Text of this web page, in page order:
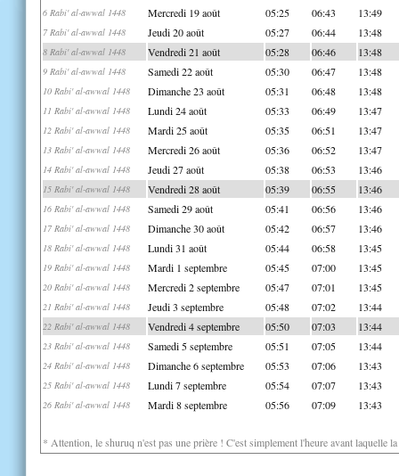
6 Rabi' al-awwal 1448 Mercredi 19 août 05:25 06:43 13:49
7 Rabi' al-awwal 1448 Jeudi 20 août 05:27 06:44 13:48
8 Rabi' al-awwal 1448 Vendredi 21 août 05:28 06:46 13:48
9 Rabi' al-awwal 1448 Samedi 22 août 05:30 06:47 13:48
10 Rabi' al-awwal 1448 Dimanche 23 août 05:31 06:48 13:48
11 Rabi' al-awwal 1448 Lundi 24 août 05:33 06:49 13:47
12 Rabi' al-awwal 1448 Mardi 25 août 05:35 06:51 13:47
13 Rabi' al-awwal 1448 Mercredi 26 août 05:36 06:52 13:47
14 Rabi' al-awwal 1448 Jeudi 27 août 05:38 06:53 13:46
15 Rabi' al-awwal 1448 Vendredi 28 août 05:39 06:55 13:46
16 Rabi' al-awwal 1448 Samedi 29 août 05:41 06:56 13:46
17 Rabi' al-awwal 1448 Dimanche 30 août 05:42 06:57 13:46
18 Rabi' al-awwal 1448 Lundi 31 août 05:44 06:58 13:45
19 Rabi' al-awwal 1448 Mardi 1 septembre 05:45 07:00 13:45
20 Rabi' al-awwal 1448 Mercredi 2 septembre 05:47 07:01 13:45
21 Rabi' al-awwal 1448 Jeudi 3 septembre 05:48 07:02 13:44
22 Rabi' al-awwal 1448 Vendredi 4 septembre 05:50 07:03 13:44
23 Rabi' al-awwal 1448 Samedi 5 septembre 05:51 07:05 13:44
24 Rabi' al-awwal 1448 Dimanche 6 septembre 05:53 07:06 13:43
25 Rabi' al-awwal 1448 Lundi 7 septembre 05:54 07:07 13:43
26 Rabi' al-awwal 1448 Mardi 8 septembre 05:56 07:09 13:43
* Attention, le shuruq n'est pas une prière ! C'est simplement l'heure avant laquelle